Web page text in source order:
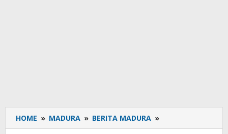
HOME » MADURA » BERITA MADURA »
Tamu